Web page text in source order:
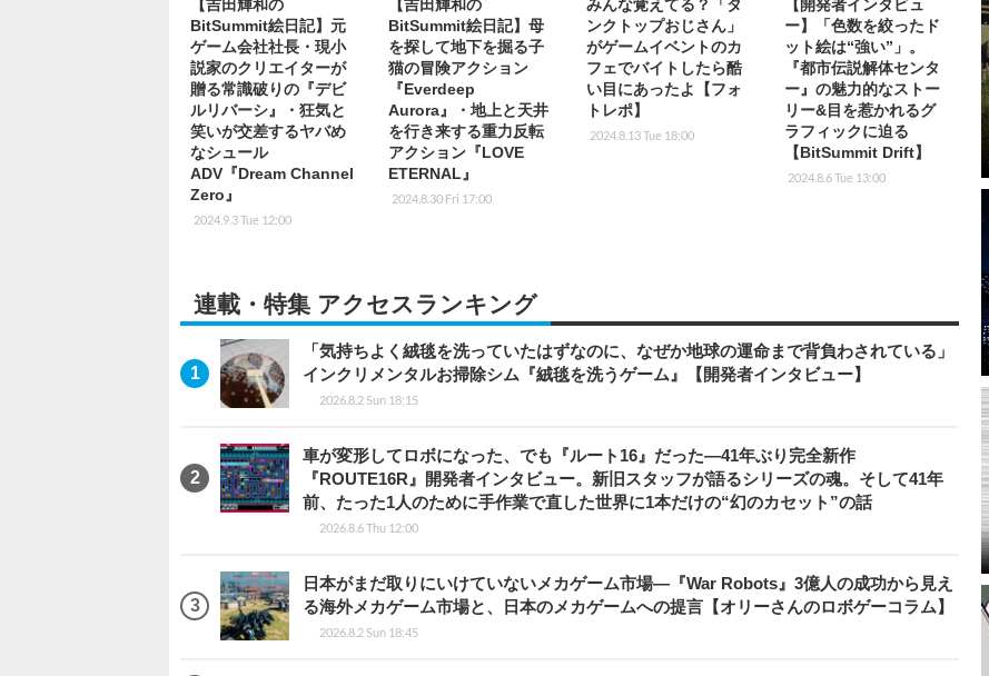
【吉田輝和の
BitSummit絵日記】元
ゲーム会社社長・現小
説家のクリエイターが
贈る常識破りの『デビ
ルリバーシ』・狂気と
笑いが交差するヤバめ
なシュール
ADV『Dream Channel
Zero』
2024.9.3 Tue 12:00
【吉田輝和の
BitSummit絵日記】母
を探して地下を掘る子
猫の冒険アクション
『Everdeep
Aurora』・地上と天井
を行き来する重力反転
アクション『LOVE
ETERNAL』
2024.8.30 Fri 17:00
みんな覚えてる？「タ
ンクトップおじさん」
がゲームイベントのカ
フェでバイトしたら酷
い目にあったよ【フォ
トレポ】
2024.8.13 Tue 18:00
【開発者インタビュ
ー】「色数を絞ったド
ット絵は“強い”」。
『都市伝説解体センタ
ー』の魅力的なストー
リー&目を惹かれるグ
ラフィックに迫る
【BitSummit Drift】
2024.8.6 Tue 13:00
連載・特集 アクセスランキング
「気持ちよく絨毯を洗っていたはずなのに、なぜか地球の運命まで背負わされている」
インクリメンタルお掃除シム『絨毯を洗うゲーム』【開発者インタビュー】
2026.8.2 Sun 18:15
車が変形してロボになった、でも『ルート16』だった―41年ぶり完全新作
『ROUTE16R』開発者インタビュー。新旧スタッフが語るシリーズの魂。そして41年
前、たった1人のために手作業で直した世界に1本だけの“幻のカセット”の話
2026.8.6 Thu 12:00
日本がまだ取りにいけていないメカゲーム市場―『War Robots』3億人の成功から見え
る海外メカゲーム市場と、日本のメカゲームへの提言【オリーさんのロボゲーコラム】
2026.8.2 Sun 18:45